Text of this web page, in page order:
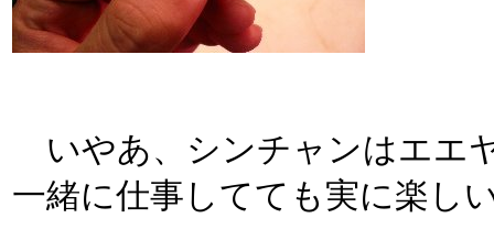
いやあ、シンチャンはエエ
一緒に仕事してても実に楽し